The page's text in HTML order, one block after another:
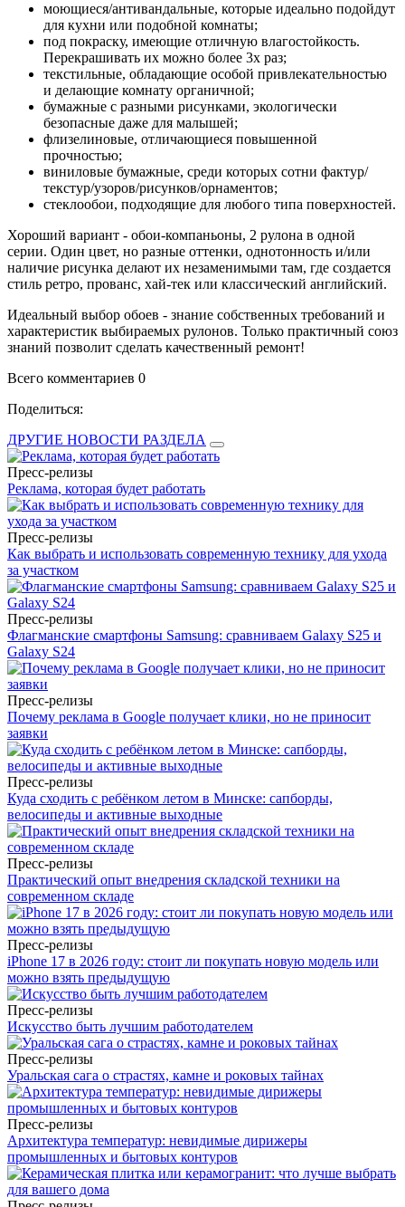
моющиеся/антивандальные, которые идеально подойдут
для кухни или подобной комнаты;
под покраску, имеющие отличную влагостойкость.
Перекрашивать их можно более 3х раз;
текстильные, обладающие особой привлекательностью
и делающие комнату органичной;
бумажные с разными рисунками, экологически
безопасные даже для малышей;
флизелиновые, отличающиеся повышенной
прочностью;
виниловые бумажные, среди которых сотни фактур/
текстур/узоров/рисунков/орнаментов;
стеклообои, подходящие для любого типа поверхностей.
Хороший вариант - обои-компаньоны, 2 рулона в одной
серии. Один цвет, но разные оттенки, однотонность и/или
наличие рисунка делают их незаменимыми там, где создается
стиль ретро, прованс, хай-тек или классический английский.
Идеальный выбор обоев - знание собственных требований и
характеристик выбираемых рулонов. Только практичный союз
знаний позволит сделать качественный ремонт!
Всего комментариев 0
Поделиться:
ДРУГИЕ НОВОСТИ РАЗДЕЛА
Пресс-релизы
Реклама, которая будет работать
Пресс-релизы
Как выбрать и использовать современную технику для ухода
за участком
Пресс-релизы
Флагманские смартфоны Samsung: сравниваем Galaxy S25 и
Galaxy S24
Пресс-релизы
Почему реклама в Google получает клики, но не приносит
заявки
Пресс-релизы
Куда сходить с ребёнком летом в Минске: сапборды,
велосипеды и активные выходные
Пресс-релизы
Практический опыт внедрения складской техники на
современном складе
Пресс-релизы
iPhone 17 в 2026 году: стоит ли покупать новую модель или
можно взять предыдущую
Пресс-релизы
Искусство быть лучшим работодателем
Пресс-релизы
Уральская сага о страстях, камне и роковых тайнах
Пресс-релизы
Архитектура температур: невидимые дирижеры
промышленных и бытовых контуров